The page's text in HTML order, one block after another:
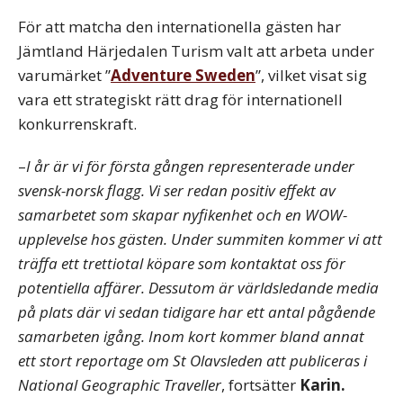
För att matcha den internationella gästen har
Jämtland Härjedalen Turism valt att arbeta under
varumärket ”Adventure Sweden”, vilket visat sig
vara ett strategiskt rätt drag för internationell
konkurrenskraft.
–I år är vi för första gången representerade under
svensk-norsk flagg. Vi ser redan positiv effekt av
samarbetet som skapar nyfikenhet och en WOW-
upplevelse hos gästen. Under summiten kommer vi att
träffa ett trettiotal köpare som kontaktat oss för
potentiella affärer. Dessutom är världsledande media
på plats där vi sedan tidigare har ett antal pågående
samarbeten igång. Inom kort kommer bland annat
ett stort reportage om St Olavsleden att publiceras i
National Geographic Traveller, fortsätter Karin.